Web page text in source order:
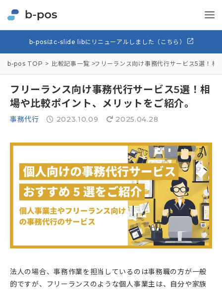
b-posはc-slide libにリニューアルしました（こちら）
b-pos TOP 比較記事一覧 フリーランス向け事務代行サービス5選！相
フリーランス向け事務代行サービス5選！相
場や比較ポイント、メリットをご紹介。
事務代行  2023.10.09  2025.04.28
法人の場合、事務作業を担当しているのは事務職の方が一般
的ですが、フリーランスのような個人事業主は、自分や家族